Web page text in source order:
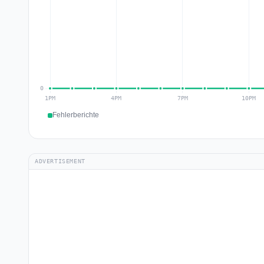
Fehlerberichte
ADVERTISEMENT